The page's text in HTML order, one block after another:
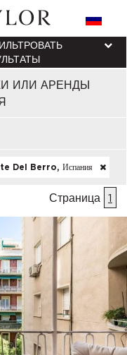
ИЛИ АРЕНДЫ
Del Berro, Испания
Страница 1